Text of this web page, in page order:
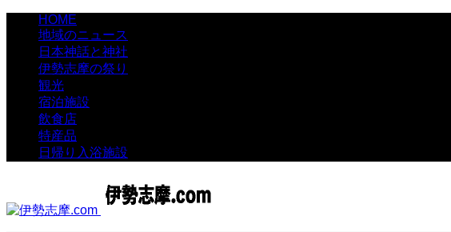
HOME
地域のニュース
日本神話と神社
伊勢志摩の祭り
観光
宿泊施設
飲食店
特産品
日帰り入浴施設